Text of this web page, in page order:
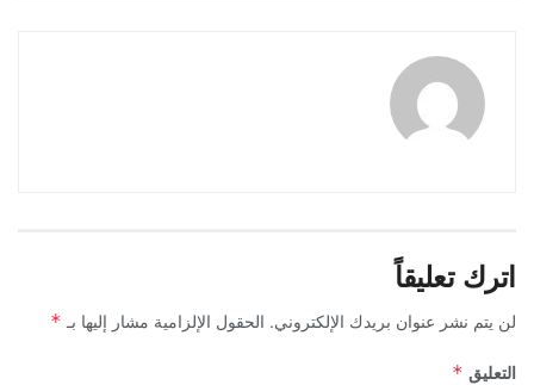
اترك تعليقاً
لن يتم نشر عنوان بريدك الإلكتروني. الحقول الإلزامية مشار إليها بـ *
التعليق *